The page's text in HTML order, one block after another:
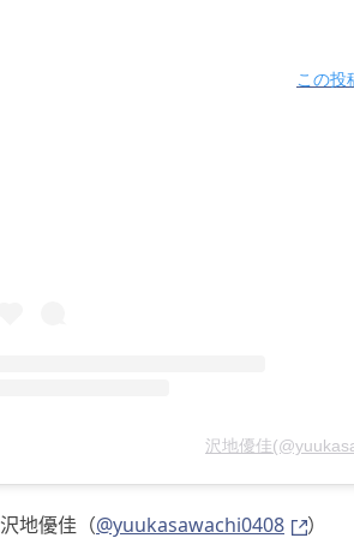
この
沢地優佳
沢地優佳（@yuukasawachi0408 ）